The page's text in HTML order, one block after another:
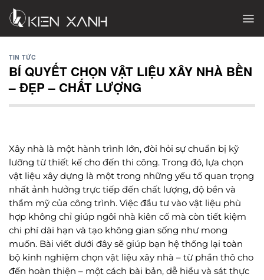
Chuyển
đến
TIN TỨC
BÍ QUYẾT CHỌN VẬT LIỆU XÂY NHÀ BỀN
– ĐẸP – CHẤT LƯỢNG
Xây nhà là một hành trình lớn, đòi hỏi sự chuẩn bị kỹ
lưỡng từ thiết kế cho đến thi công. Trong đó, lựa chọn
vật liệu xây dựng là một trong những yếu tố quan trọng
nhất ảnh hưởng trực tiếp đến chất lượng, độ bền và
thẩm mỹ của công trình. Việc đầu tư vào vật liệu phù
hợp không chỉ giúp ngôi nhà kiên cố mà còn tiết kiệm
chi phí dài hạn và tạo không gian sống như mong
muốn. Bài viết dưới đây sẽ giúp bạn hệ thống lại toàn
bộ kinh nghiệm chọn vật liệu xây nhà – từ phần thô cho
đến hoàn thiện – một cách bài bản, dễ hiểu và sát thực